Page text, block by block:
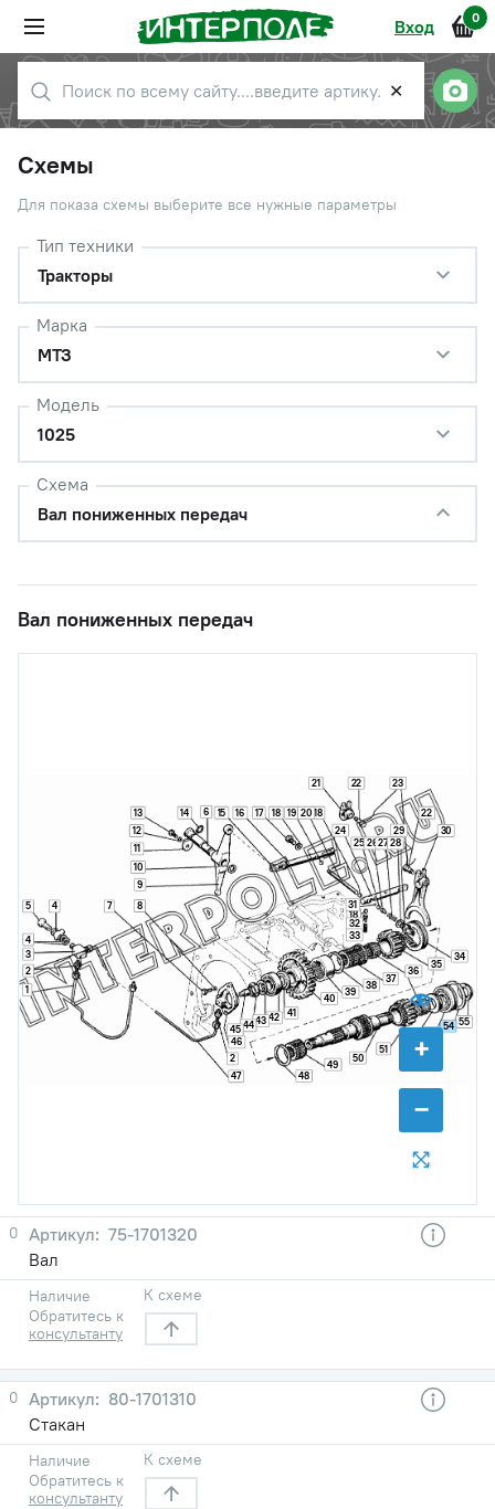
Вход 0
✕
Схемы
Для показа схемы выберите все нужные параметры
Тип техники
Тракторы
Марка
МТЗ
Модель
1025
Схема
Вал пониженных передач
Вал пониженных передач
+
−
1
2
2
3
4
4
5
6
7 8
9
10
11
12
13 14 15 16 17 18 18
18
19 20
21 22
22
23
24
25 2627 28
29 30
31
32
33
34
35
36
37
38
39
40
41
42
43
44
45
46
47 48
49
50
51
54 55
0
75-1701320
Вал
Наличие
Обратитесь к
консультанту
К схеме
0
80-1701310
Стакан
Наличие
Обратитесь к
консультанту
К схеме